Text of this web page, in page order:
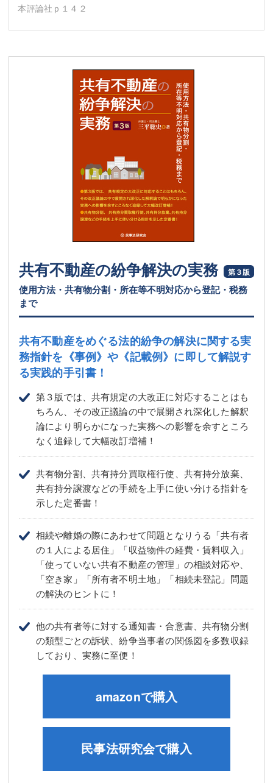
本評論社ｐ１４２
共有不動産の紛争解決の実務 第３版
使用方法・共有物分割・所在等不明対応から登記・税務
まで
共有不動産をめぐる法的紛争の解決に関する実
務指針を 《事例》や《記載例》に即して解説す
る実践的手引書！
第３版では、共有規定の大改正に対応することはも
ちろん、その改正議論の中で展開され深化した解釈
論により明らかになった実務への影響を余すところ
なく追録して大幅改訂増補！
共有物分割、共有持分買取権行使、共有持分放棄、
共有持分譲渡などの手続を上手に使い分ける指針を
示した定番書！
相続や離婚の際にあわせて問題となりうる「共有者
の１人による居住」「収益物件の経費・賃料収入」
「使っていない共有不動産の管理」の相談対応や、
「空き家」「所有者不明土地」「相続未登記」問題
の解決のヒントに！
他の共有者等に対する通知書・合意書、共有物分割
の類型ごとの訴状、紛争当事者の関係図を多数収録
しており、実務に至便！
民事法研究会で購入
amazonで購入